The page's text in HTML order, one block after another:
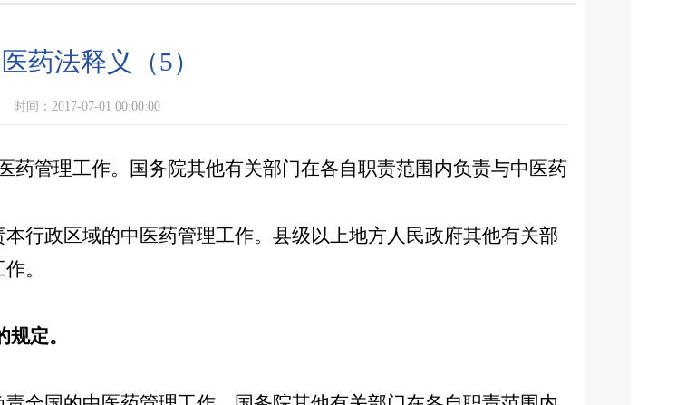
药法释义（5）
时间：2017-07-01 00:00:00
管理工作。国务院其他有关部门在各自职责范围内负责与中医药
政区域的中医药管理工作。县级以上地方人民政府其他有关部
。
定。